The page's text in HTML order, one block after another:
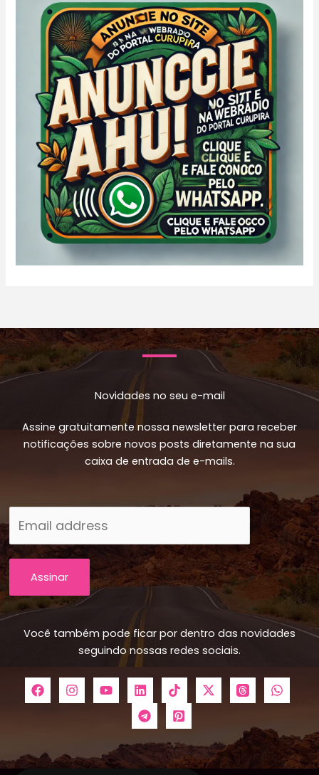
Novidades no seu e-mail
Assine gratuitamente nossa newsletter para receber
notificações sobre novos posts diretamente na sua
caixa de entrada de e-mails.
Assinar
Você também pode ficar por dentro das novidades
seguindo nossas redes sociais.